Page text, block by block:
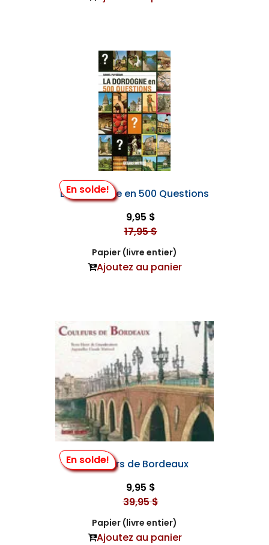
En solde!
La Dordogne en 500 Questions
9,95 $
17,95 $
Papier (livre entier)
Ajoutez au panier
En solde!
Couleurs de Bordeaux
9,95 $
39,95 $
Papier (livre entier)
Ajoutez au panier